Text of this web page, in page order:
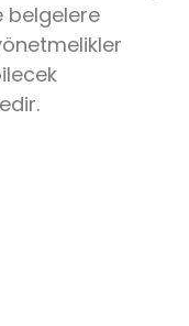
belgelere